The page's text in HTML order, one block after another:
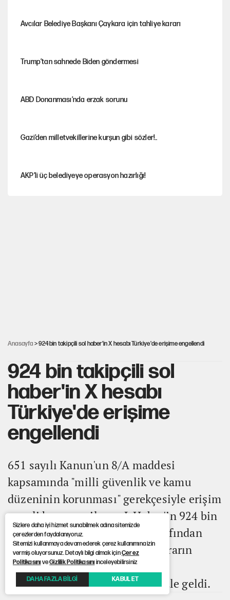
Avcılar Belediye Başkanı Çaykara için tahliye kararı
Trump’tan sahnede Biden göndermesi
ABD Donanması’nda erzak sorunu
Gazi’den milletvekillerine kurşun gibi sözler!..
AKP’li üç belediyeye operasyon hazırlığı!
Anasayfa > 924 bin takipçili sol haber'in X hesabı Türkiye'de erişime engellendi
924 bin takipçili sol
haber'in X hesabı
Türkiye'de erişime
engellendi
651 sayılı Kanun'un 8/A maddesi
kapsamında "milli güvenlik ve kamu
düzeninin korunması" gerekçesiyle erişim
engeli kararı verilen soL Haber'in 924 bin
takipçili X hesabı, platform tarafından
Türkiye'de erişime kapatıldı. Kararın
uygulanmasıyla birlikte hesap
Türkiye'den görüntülenemez hale geldi.
Sizlere daha iyi hizmet sunabilmek adına sitemizde
çerezlerden faydalanıyoruz.
Sitemizi kullanmaya devam ederek çerez kullanımına izin
vermiş oluyorsunuz. Detaylı bilgi almak içinÇerez
PolitikasınıveGizlilik Politikasınıinceleyebilirsiniz
DAHA FAZLA BİLGİ KABUL ET